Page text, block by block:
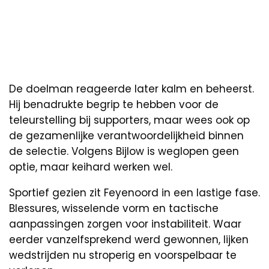
De doelman reageerde later kalm en beheerst.
Hij benadrukte begrip te hebben voor de
teleurstelling bij supporters, maar wees ook op
de gezamenlijke verantwoordelijkheid binnen
de selectie. Volgens Bijlow is weglopen geen
optie, maar keihard werken wel.
Sportief gezien zit Feyenoord in een lastige fase.
Blessures, wisselende vorm en tactische
aanpassingen zorgen voor instabiliteit. Waar
eerder vanzelfsprekend werd gewonnen, lijken
wedstrijden nu stroperig en voorspelbaar te